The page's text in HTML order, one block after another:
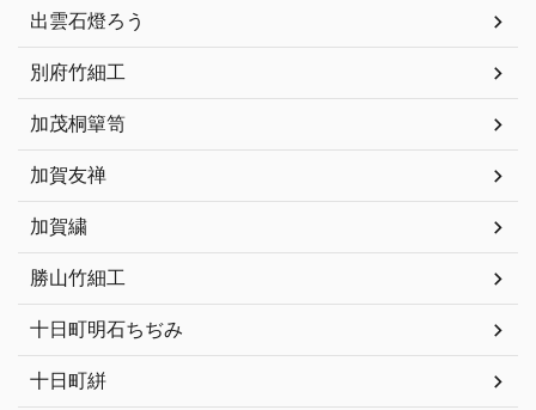
出雲石燈ろう
別府竹細工
加茂桐簞笥
加賀友禅
加賀繍
勝山竹細工
十日町明石ちぢみ
十日町絣